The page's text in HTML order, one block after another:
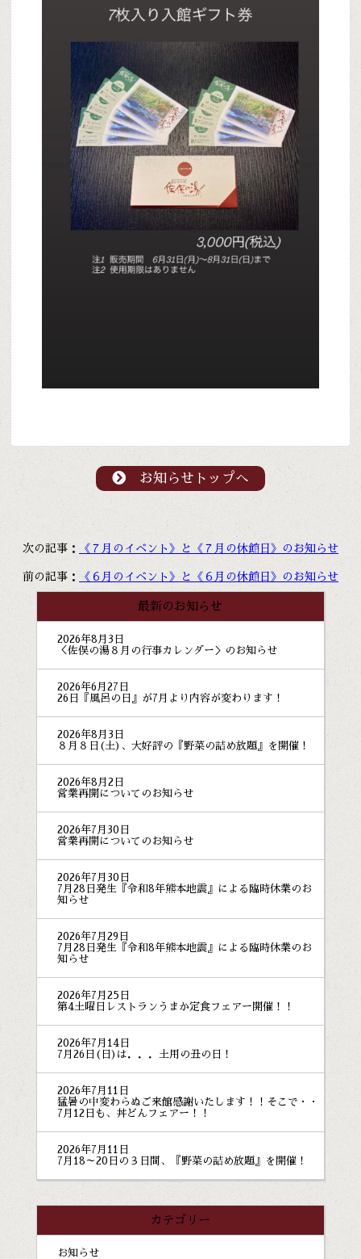
お知らせトップへ
次の記事： 《７月のイベント》と《７月の休館日》のお知らせ
前の記事： 《６月のイベント》と《６月の休館日》のお知らせ
最新のお知らせ
2026年8月3日
＜佐俣の湯８月の行事カレンダー＞のお知らせ
2026年6月27日
26日『風呂の日』が7月より内容が変わります！
2026年8月3日
８月８日(土)、大好評の『野菜の詰め放題』を開催！
2026年8月2日
営業再開についてのお知らせ
2026年7月30日
営業再開についてのお知らせ
2026年7月30日
7月28日発生『令和8年熊本地震』による臨時休業のお
知らせ
2026年7月29日
7月28日発生『令和8年熊本地震』による臨時休業のお
知らせ
2026年7月25日
第4土曜日レストランうまか定食フェアー開催！！
2026年7月14日
7月26日(日)は．．．土用の丑の日！
2026年7月11日
猛暑の中変わらぬご来館感謝いたします！！そこで・・
7月12日も、丼どんフェアー！！
2026年7月11日
7月18～20日の３日間、『野菜の詰め放題』を開催！
カテゴリー
お知らせ